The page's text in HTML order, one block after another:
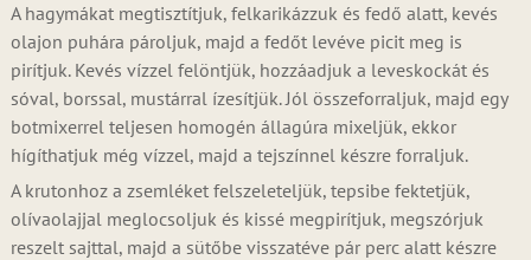
A hagymákat megtisztítjuk, felkarikázzuk és fedő alatt, kevés
olajon puhára pároljuk, majd a fedőt levéve picit meg is
pirítjuk. Kevés vízzel felöntjük, hozzáadjuk a leveskockát és
sóval, borssal, mustárral ízesítjük. Jól összeforraljuk, majd egy
botmixerrel teljesen homogén állagúra mixeljük, ekkor
hígíthatjuk még vízzel, majd a tejszínnel készre forraljuk.
A krutonhoz a zsemléket felszeleteljük, tepsibe fektetjük,
olívaolajjal meglocsoljuk és kissé megpirítjuk, megszórjuk
reszelt sajttal, majd a sütőbe visszatéve pár perc alatt készre